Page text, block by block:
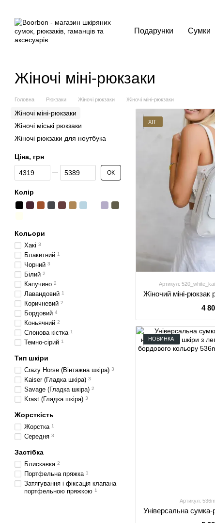
Подарунки Сумки
Жіночі міні-рюкзаки
Головна Рюкзаки Жіночі рюкзаки Жіночі міні-рюкзаки
ХІТ
Артикул:
4
НОВИНКА
Артикул:
Жіночі міні-рюкзаки
Жіночі міські рюкзаки
Жіночі рюкзаки для ноутбука
Ціна, грн
Від Ціна, грн
До Ціна, грн ОК
Колір
Кольори
Хакі 3
Блакитний 1
Чорний 3
Білий 2
Капучино 2
Лавандовий 1
Коричневий 2
Бордовий 4
Коньячний 2
Слонова кістка 1
Темно-сірий 1
Тип шкіри
Crazy Horse (Вінтажна шкіра) 3
Kaiser (Гладка шкіра) 3
Savage (Гладка шкіра) 2
Krast (Гладка шкіра) 3
Жорсткість
Жорстка 1
Середня 3
Застібка
Блискавка 2
Портфельна пряжка 1
Затягування і фіксація клапана
портфельною пряжкою 1